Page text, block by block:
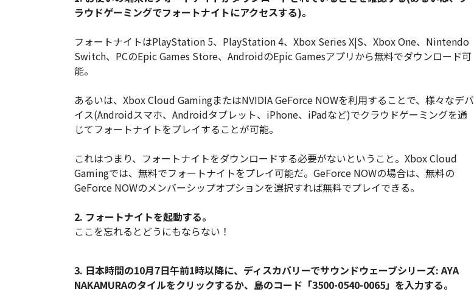
ラウドゲーミングでフォートナイトにアクセスする)。
フォートナイトはPlayStation 5、PlayStation 4、Xbox Series X|S、Xbox One、Nintendo
Switch、PCのEpic Games Store、AndroidのEpic Gamesアプリから無料でダウンロード可
能。
あるいは、Xbox Cloud GamingまたはNVIDIA GeForce NOWを利用することで、様々なデバ
イス(Androidスマホ、Androidタブレット、iPhone、iPadなど)でクラウドゲーミングを通
じてフォートナイトをプレイすることが可能。
これはつまり、フォートナイトをダウンロードする必要がないということ。Xbox Cloud
Gamingでは、無料でフォートナイトをプレイ可能だ。GeForce NOWの場合は、無料の
GeForce NOWのメンバーシップオプションを選択すれば無料でプレイできる。
2. フォートナイトを起動する。
ここを忘れるとどうにもならない！
3. 日本時間の10月7日午前1時以降に、ディスカバリーでサウンドウェーブシリーズ: AYA
NAKAMURAのタイルをクリックするか、島のコード「3500-0540-0065」を入力する。